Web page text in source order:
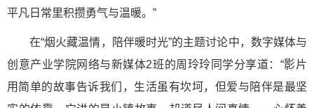
平凡日常里积攒勇气与温暖。”
在“烟火藏温情，陪伴暖时光”的主题讨论中，数字媒体与
创意产业学院网络与新媒体2班的周玲玲同学分享道：“影片
用简单的故事告诉我们，生活虽有坎坷，但爱与陪伴是最坚